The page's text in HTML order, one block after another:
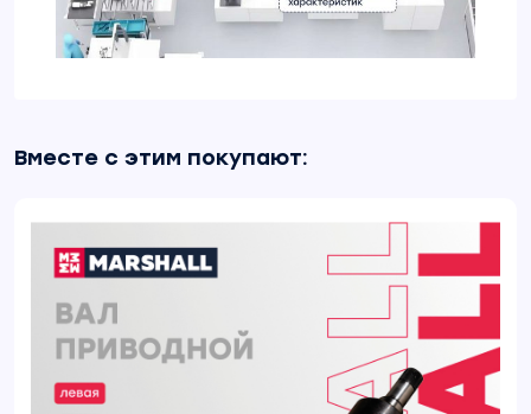
Вместе с этим покупают: